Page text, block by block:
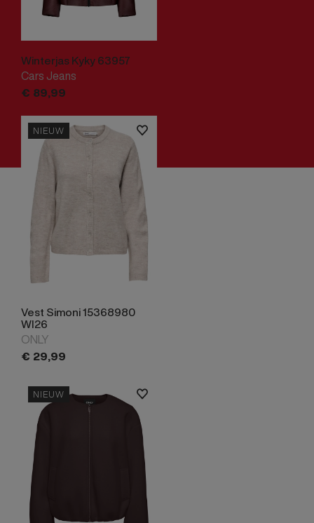
Winterjas Kyky 63957
Cars Jeans
€ 89,99
NIEUW
Vest Simoni 15368980
WI26
ONLY
€ 29,99
NIEUW